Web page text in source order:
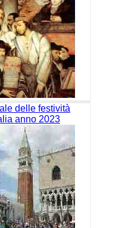
delle festività
anno 2023